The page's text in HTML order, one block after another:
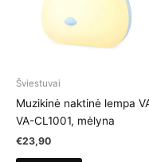
Šviestuvai
Muzikinė naktinė lempa
VA-CL1001, mėlyna
€23,90